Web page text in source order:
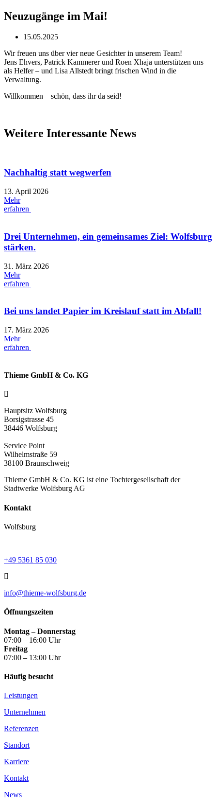
Neuzugänge im Mai!
15.05.2025
Wir freuen uns über vier neue Gesichter in unserem Team!
Jens Ehvers, Patrick Kammerer und Roen Xhaja unterstützen uns
als Helfer – und Lisa Allstedt bringt frischen Wind in die
Verwaltung.
Willkommen – schön, dass ihr da seid!
Weitere Interessante News
Nachhaltig statt wegwerfen
13. April 2026
Mehr
erfahren
Drei Unternehmen, ein gemeinsames Ziel: Wolfsburg
stärken.
31. März 2026
Mehr
erfahren
Bei uns landet Papier im Kreislauf statt im Abfall!
17. März 2026
Mehr
erfahren
Thieme GmbH & Co. KG
Hauptsitz Wolfsburg
Borsigstrasse 45
38446 Wolfsburg
Service Point
Wilhelmstraße 59
38100 Braunschweig
Thieme GmbH & Co. KG ist eine Tochtergesellschaft der
Stadtwerke Wolfsburg AG
Kontakt
Wolfsburg
+49 5361 85 030
info@thieme-wolfsburg.de
Öffnungszeiten
Montag – Donnerstag
07:00 – 16:00 Uhr
Freitag
07:00 – 13:00 Uhr
Häufig besucht
Leistungen
Unternehmen
Referenzen
Standort
Karriere
Kontakt
News